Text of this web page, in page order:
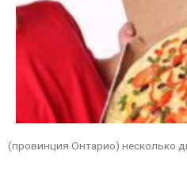
(провинция Онтарио) несколько